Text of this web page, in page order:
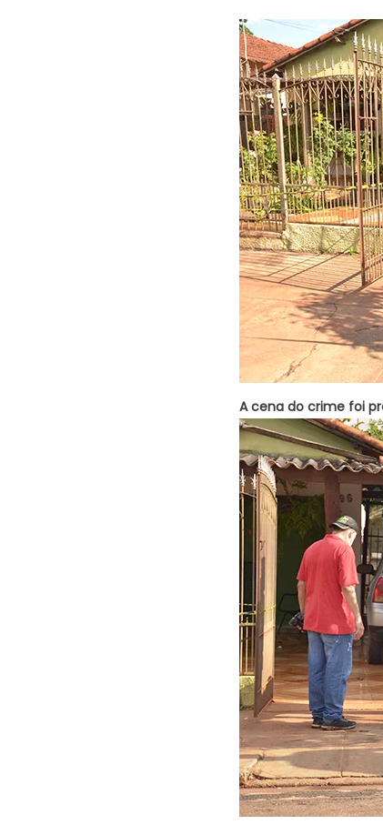
A cena do crime foi